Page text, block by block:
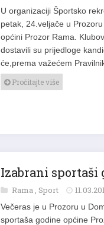
U organizaciji Športsko
petak, 24.veljače u
općini Prozor Rama.
dostavili su prijedloge
će,prema važećem
Pročitajte više
Izabrani sportaši
Rama , Sport
Večeras je u Prozoru u
sportaša godine općine